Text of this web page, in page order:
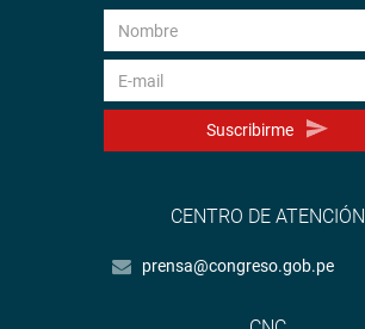
Suscribirme
CENTRO DE ATENCIÓN
prensa@congreso.gob.pe